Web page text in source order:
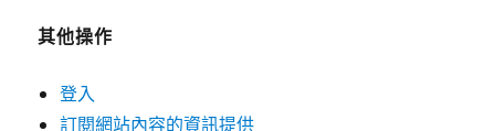
其他操作
登入
訂閱網站內容的資訊提供